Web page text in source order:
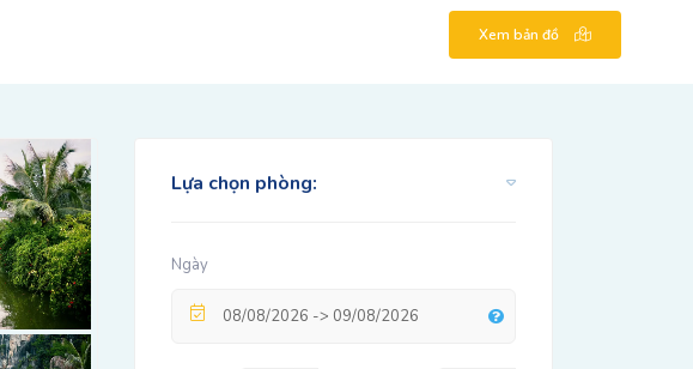
Xem bản đồ
Lựa chọn phòng:
Ngày